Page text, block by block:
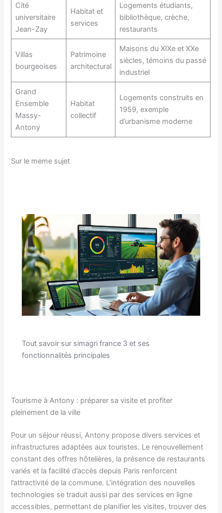
Cité
universitaire
Jean-Zay
Habitat et
services
Logements étudiants,
bibliothèque, crèche,
restaurants
Villas
bourgeoises
Patrimoine
architectural
Maisons du XIXe et XXe
siècles, témoins du passé
industriel
Grand
Ensemble
Massy-
Antony
Habitat
collectif
Logements construits en
1959, exemple
d’urbanisme moderne
Sur le meme sujet
Tout savoir sur simagri france 3 et ses
fonctionnalités principales
Tourisme à Antony : préparer sa visite et profiter
pleinement de la ville
Pour un séjour réussi, Antony propose divers services et
infrastructures adaptées aux touristes. Le renouvellement
constant des offres hôtelières, la présence de restaurants
variés et la facilité d’accès depuis Paris renforcent
l’attractivité de la commune. L’intégration des nouvelles
technologies se traduit aussi par des services en ligne
accessibles, permettant de planifier les visites, trouver des